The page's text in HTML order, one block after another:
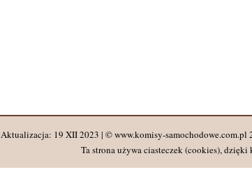
Aktualizacja: 19 XII 2023 | © www.komisy-samochodowe.com.pl
Ta strona używa ciasteczek (cookies), dzięki